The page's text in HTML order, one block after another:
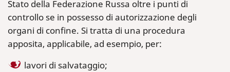
Stato della Federazione Russa oltre i punti di
controllo se in possesso di autorizzazione degli
organi di confine. Si tratta di una procedura
apposita, applicabile, ad esempio, per:
lavori di salvataggio;